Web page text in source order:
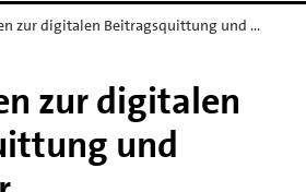
zur digitalen Beitragsquittung und …
zur digitalen
und